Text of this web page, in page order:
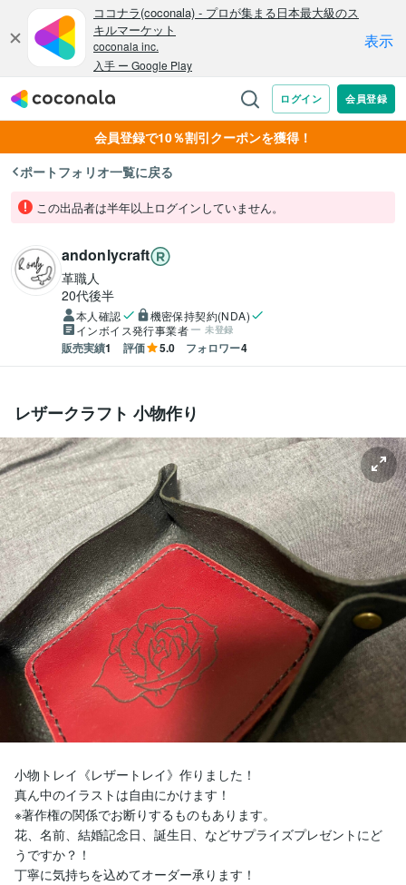
会員登録で10％割引クーポンを獲得！
ポートフォリオ一覧に戻る
この出品者は半年以上ログインしていません。
andonlycraft
革職人
20代後半
本人確認
機密保持契約(NDA)
インボイス発行事業者
未登録
販売実績1 評価 5.0 フォロワー4
レザークラフト 小物作り
小物トレイ《レザートレイ》作りました！
真ん中のイラストは自由にかけます！
※著作権の関係でお断りするものもあります。
花、名前、結婚記念日、誕生日、などサプライズプレゼントにど
うですか？！
丁寧に気持ちを込めてオーダー承ります！